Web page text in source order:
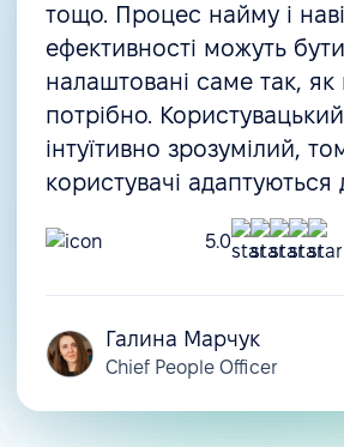
тощо. Процес найму і
ефективності можуть бути
налаштовані саме так, як
потрібно.
інтуїтивно зрозумілий,
користувачі
5.0
Галина Марчук
Chief People Officer